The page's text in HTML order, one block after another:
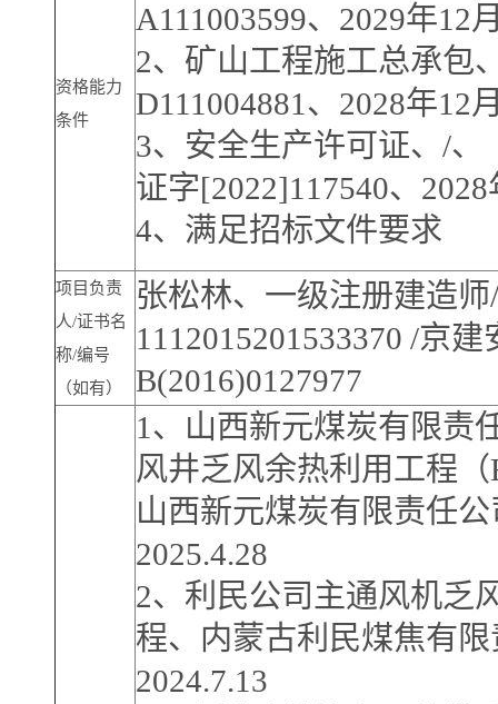
资格能力
条件
A111003599、2029年12
2、矿山工程施工总承包
D111004881、2028年12
3、安全生产许可证、/、
证字[2022]117540、
4、满足招标文件要求
项目负责
人/证书名
称/编号
（如有）
张松林、一级注册建造
1112015201533370 /京建
B(2016)0127977
1、山西新元煤炭有限责
风井乏风余热利用工程（
山西新元煤炭有限责任公
2025.4.28
2、利民公司主通风机乏
程、内蒙古利民煤焦有
2024.7.13